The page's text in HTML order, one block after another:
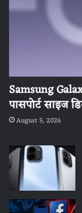
Samsung
पासपोर्ट साइज
August 5, 2026